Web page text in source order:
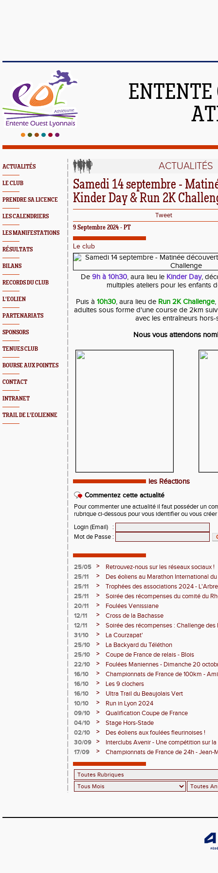
ENTENTE
ACTUALITÉS
LE CLUB
PRENDRE SA LICENCE
LES CALENDRIERS
LES MANIFESTATIONS
RÉSULTATS
BILANS
RECORDS DU CLUB
L'EOLIEN
PARTENARIATS
SPONSORS
TENUES CLUB
BOURSE AUX POINTES
CONTACT
INTRANET
TRAIL DE L'EOLIENNE
ACTUALITÉS
Samedi 14 septembre -
Kinder Day & Run 2K
Tweet
9 Septembre 2024 - PT
Le club
De 9h à 10h30, aura lieu le Kinder Day,
multiples ateliers pour les enfants
Puis à 10h30, aura lieu de Run 2K Challenge,
adultes sous forme d'une course de 2km
avec les entraîneurs hors-
Nous vous attendons
les Réactions
Commentez cette actualité
Pour commenter une actualité il faut posséder un
rubrique ci-dessous pour vous identifier ou vous
Login (Email)
:
Mot de Passe :
25/05 >
Retrouvez-nous sur les réseaux sociaux !
25/11
>
Des éoliens au Marathon International
25/11
>
Trophées des associations 2024 -
25/11
>
Soirée des récompenses du comité du
20/11
>
Foulées Venissiane
12/11
>
Cross de la Bachasse
12/11
>
Soirée des récompenses : Challenge des
31/10
>
La Courzapat'
25/10
>
La Backyard du Téléthon
25/10
>
Coupe de France de relais - Blois
22/10
>
Foulées Maniennes - Dimanche 20
16/10
>
Championnats de France de 100km -
16/10
>
Les 9 clochers
16/10
>
Ultra Trail du Beaujolais Vert
10/10
>
Run in Lyon 2024
09/10
>
Qualification Coupe de France
04/10
>
Stage Hors-Stade
02/10
>
Des éoliens aux foulées fleurinoises !
30/09
>
Interclubs Avenir - Une compétition sur
17/09
>
Championnats de France de 24h - Jean-